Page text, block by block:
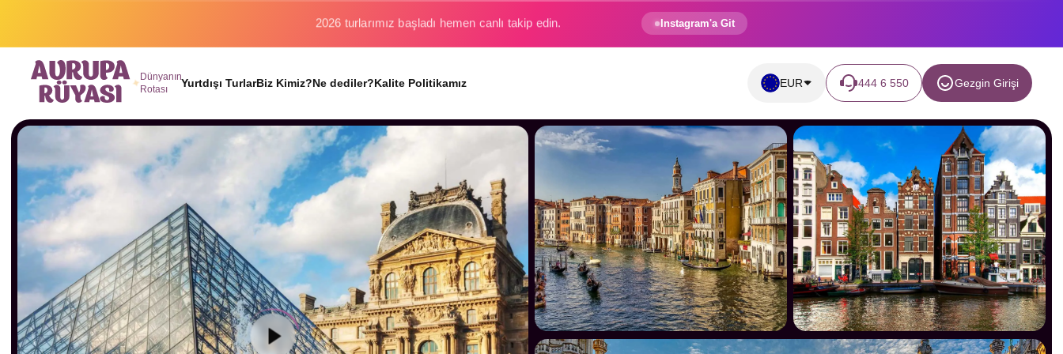
Binlerce gezginin hayali gerçek oluyor. Instagram'a Git
Dünyanın
Rotası
Yurtdışı TurlarBiz Kimiz?Ne dediler?Kalite Politikamız EUR 444 6 550 Gezgin Girişi